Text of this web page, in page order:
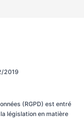
2019
(RGPD) est entré
législation en matière